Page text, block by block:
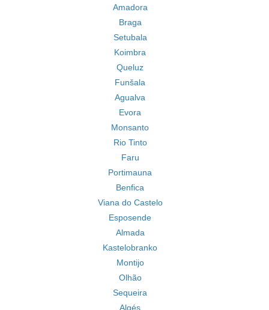
Amadora
Braga
Setubala
Koimbra
Queluz
Funšala
Agualva
Evora
Monsanto
Rio Tinto
Faru
Portimauna
Benfica
Viana do Castelo
Esposende
Almada
Kastelobranko
Montijo
Olhão
Sequeira
Algés